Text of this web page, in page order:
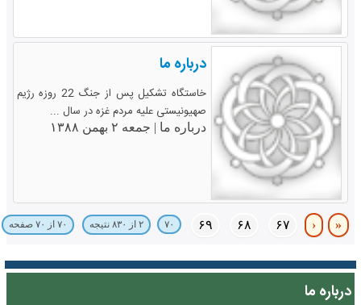
درباره ما
خاستگاه تشکیل پس از جنگ 22 روزه رژیم
صهیونیستی علیه مردم غزه در سال ...
درباره ما | جمعه ۲ بهمن ۱۳۸۸
«
‹ ۶۷ ۶۸ ۶۹ ۷۰ ۲ از ۸۳۰ نتیجه ۷۰ از ۷۰ صفحه
درباره ما